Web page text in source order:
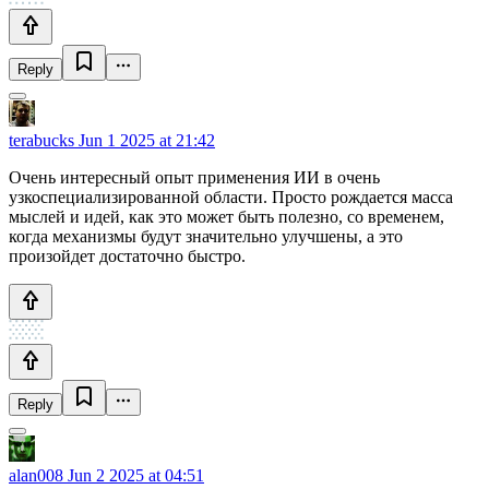
Reply
terabucks Jun 1 2025 at 21:42
Очень интересный опыт применения ИИ в очень
узкоспециализированной области. Просто рождается масса
мыслей и идей, как это может быть полезно, со временем,
когда механизмы будут значительно улучшены, а это
произойдет достаточно быстро.
Reply
alan008 Jun 2 2025 at 04:51